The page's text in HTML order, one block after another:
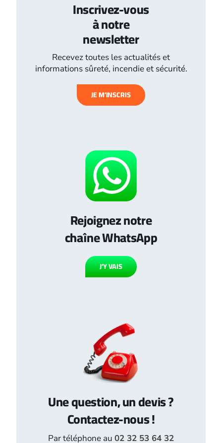
Inscrivez-vous
à notre
newsletter
Recevez toutes les actualités et
informations sûreté, incendie et sécurité.
JE M’INSCRIS
Rejoignez notre
chaîne WhatsApp
J’Y VAIS
Une question, un devis ?
Contactez-nous !
Par téléphone au 02 32 53 64 32